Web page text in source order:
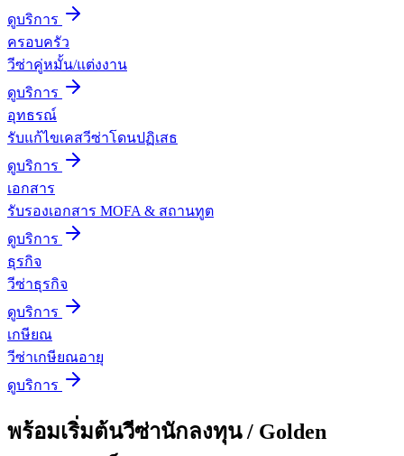
ดูบริการ
ครอบครัว
วีซ่าคู่หมั้น/แต่งงาน
ดูบริการ
อุทธรณ์
รับแก้ไขเคสวีซ่าโดนปฏิเสธ
ดูบริการ
เอกสาร
รับรองเอกสาร MOFA & สถานทูต
ดูบริการ
ธุรกิจ
วีซ่าธุรกิจ
ดูบริการ
เกษียณ
วีซ่าเกษียณอายุ
ดูบริการ
พร้อมเริ่มต้นวีซ่านักลงทุน / Golden